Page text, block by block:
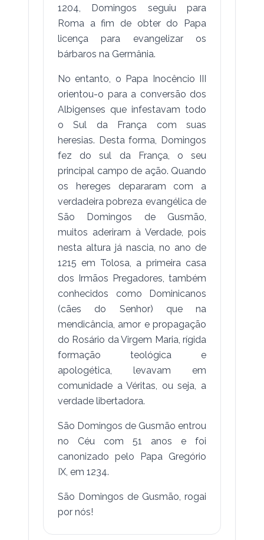
1204, Domingos seguiu para
Roma a fim de obter do Papa
licença para evangelizar os
bárbaros na Germânia.
No entanto, o Papa Inocêncio III
orientou-o para a conversão dos
Albigenses que infestavam todo
o Sul da França com suas
heresias. Desta forma, Domingos
fez do sul da França, o seu
principal campo de ação. Quando
os hereges depararam com a
verdadeira pobreza evangélica de
São Domingos de Gusmão,
muitos aderiram à Verdade, pois
nesta altura já nascia, no ano de
1215 em Tolosa, a primeira casa
dos Irmãos Pregadores, também
conhecidos como Dominicanos
(cães do Senhor) que na
mendicância, amor e propagação
do Rosário da Virgem Maria, rígida
formação teológica e
apologética, levavam em
comunidade a Véritas, ou seja, a
verdade libertadora.
São Domingos de Gusmão entrou
no Céu com 51 anos e foi
canonizado pelo Papa Gregório
IX, em 1234.
São Domingos de Gusmão, rogai
por nós!